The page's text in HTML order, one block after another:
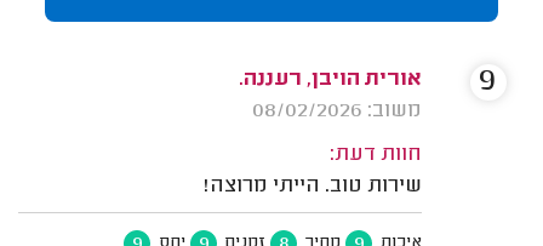
אורית הויבן, רעננה.
משוב: 08/02/2026
חוות דעת:
שירות טוב. הייתי מרוצה!
9